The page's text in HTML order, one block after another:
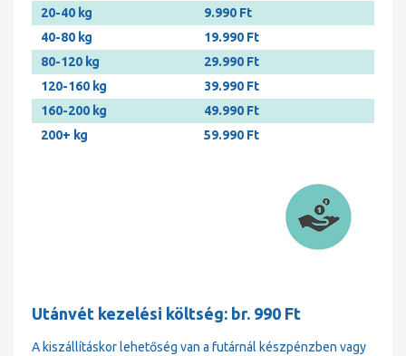
20-40 kg
9.990 Ft
40-80 kg
19.990 Ft
80-120 kg
29.990 Ft
120-160 kg
39.990 Ft
160-200 kg
49.990 Ft
200+ kg
59.990 Ft
Utánvét kezelési költség: br. 990 Ft
A kiszállításkor lehetőség van a futárnál készpénzben vagy